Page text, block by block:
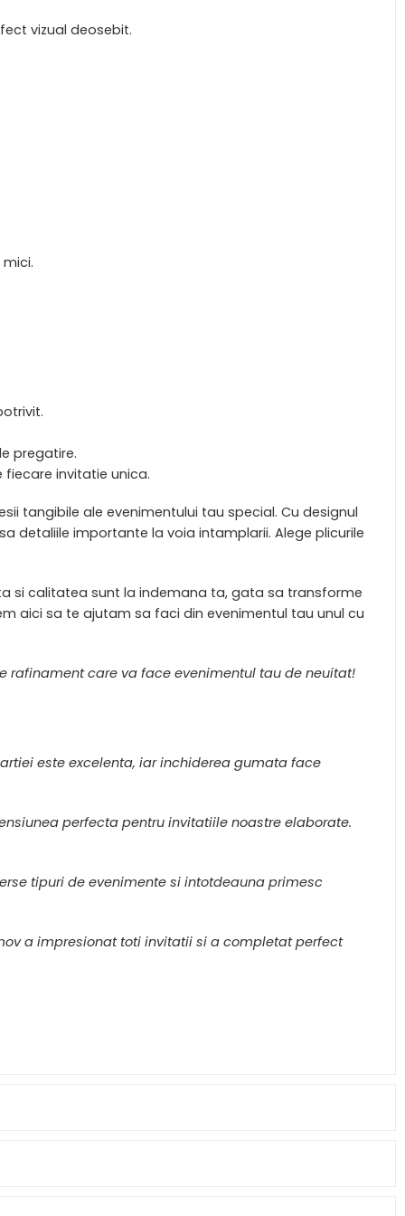
vizual deosebit.
pregatire.
invitatie unica.
tangibile ale evenimentului tau special. Cu designul
detaliile importante la voia intamplarii. Alege plicurile
si calitatea sunt la indemana ta, gata sa transforme
aici sa te ajutam sa faci din evenimentul tau unul cu
rafinament care va face evenimentul tau de neuitat!
este excelenta, iar inchiderea gumata face
perfecta pentru invitatiile noastre elaborate.
tipuri de evenimente si intotdeauna primesc
a impresionat toti invitatii si a completat perfect